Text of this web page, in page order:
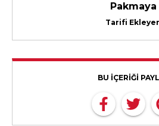
Pakmaya
Tarifi
BU İÇERİĞİ